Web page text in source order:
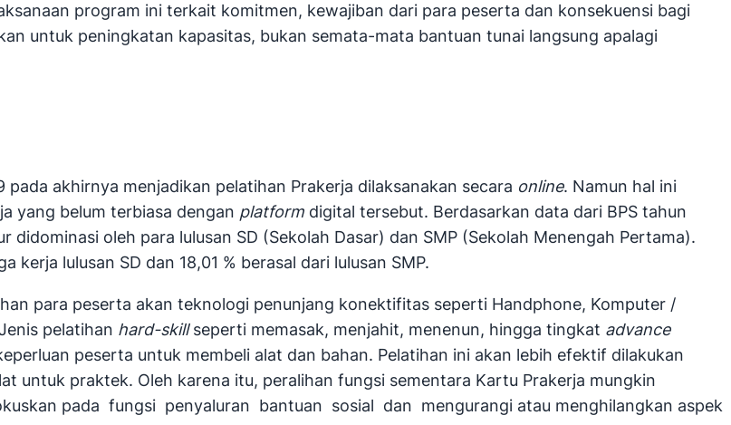
program ini terkait komitmen, kewajiban dari para peserta dan konsekuensi bagi
untuk peningkatan kapasitas, bukan semata-mata bantuan tunai langsung apalagi
akhirnya menjadikan pelatihan Prakerja dilaksanakan secara online. Namun hal ini
yang belum terbiasa dengan platform digital tersebut. Berdasarkan data dari BPS tahun
oleh para lulusan SD (Sekolah Dasar) dan SMP (Sekolah Menengah Pertama).
kerja lulusan SD dan 18,01 % berasal dari lulusan SMP.
para peserta akan teknologi penunjang konektifitas seperti Handphone, Komputer /
pelatihan hard-skillseperti memasak, menjahit, menenun, hingga tingkat advance
peserta untuk membeli alat dan bahan. Pelatihan ini akan lebih efektif dilakukan
untuk praktek. Oleh karena itu, peralihan fungsi sementara Kartu Prakerja mungkin
pada fungsi penyaluran bantuan sosial dan mengurangi atau menghilangkan aspek